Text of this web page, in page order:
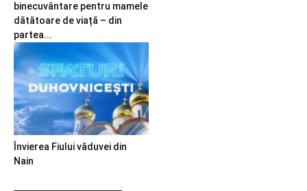
binecuvântare pentru mamele
dătătoare de viață – din
partea...
Învierea Fiului văduvei din
Nain